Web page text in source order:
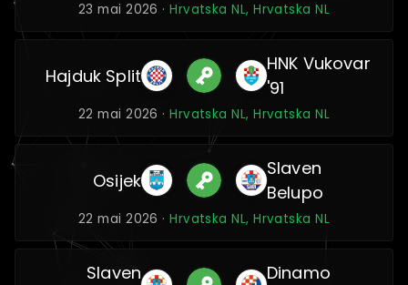
23 mai 2026 ·Hrvatska NL, Hrvatska NL
Hajduk Split
HNK Vukovar
'91
22 mai 2026 ·Hrvatska NL, Hrvatska NL
Osijek
Slaven
Belupo
22 mai 2026 ·Hrvatska NL, Hrvatska NL
Slaven
Dinamo